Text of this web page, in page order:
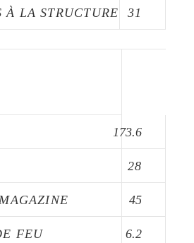
À LA STRUCTURE 31
173.6
28
45
FEU 6.2